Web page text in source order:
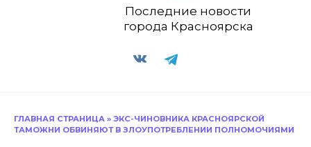
Последние новости
города Красноярска
ГЛАВНАЯ СТРАНИЦА » ЭКС-ЧИНОВНИКА КРАСНОЯРСКОЙ
ТАМОЖНИ ОБВИНЯЮТ В ЗЛОУПОТРЕБЛЕНИИ ПОЛНОМОЧИЯМИ